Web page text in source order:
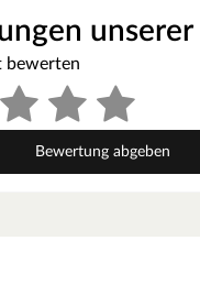
SYSTEM WPC Pfosten
die eine wetterfeste
einfach in die Pfosten
unserer
bewerten
Bewertung abgeben